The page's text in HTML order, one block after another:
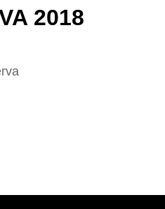
2018